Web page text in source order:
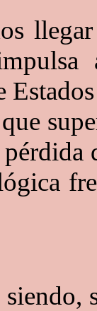
llegar